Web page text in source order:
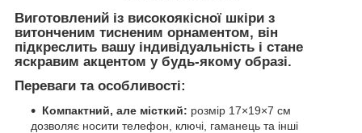
Виготовлений із високоякісної шкіри з
витонченим тисненим орнаментом, він
підкреслить вашу індивідуальність і стане
яскравим акцентом у будь-якому образі.
Переваги та особливості:
Компактний, але місткий: розмір 17×19×7 см
дозволяє носити телефон, ключі, гаманець та інші